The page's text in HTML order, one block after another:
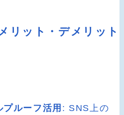
リット・デメリット
ルーフ活用 : SNS上の